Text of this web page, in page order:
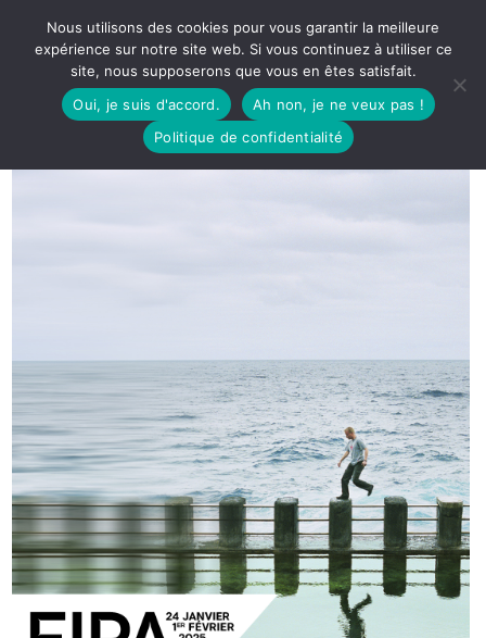
Nous utilisons des cookies pour vous garantir la meilleure
expérience sur notre site web. Si vous continuez à utiliser ce
site, nous supposerons que vous en êtes satisfait.
Oui, je suis d'accord.
Ah non, je ne veux pas !
Politique de confidentialité